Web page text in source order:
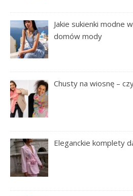
Jakie sukienki modne
domów mody
Chusty na wiosnę –
Eleganckie komplety